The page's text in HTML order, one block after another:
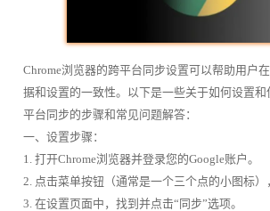
Chrome浏览器的跨平台同步设置可以帮助用户
据和设置的一致性。以下是一些关于如何设置和
平台同步的步骤和常见问题解答：
一、设置步骤：
1. 打开Chrome浏览器并登录您的Google账户。
2. 点击菜单按钮（通常是一个三个点的小图标）
3. 在设置页面中，找到并点击“同步”选项。